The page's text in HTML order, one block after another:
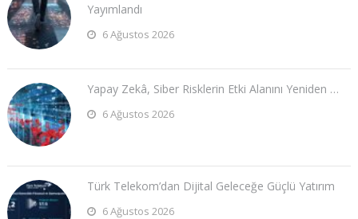
Yayımlandı
6 Ağustos 2026
Yapay Zekâ, Siber Risklerin Etki Alanını Yeniden …
6 Ağustos 2026
Türk Telekom’dan Dijital Geleceğe Güçlü Yatırım
6 Ağustos 2026